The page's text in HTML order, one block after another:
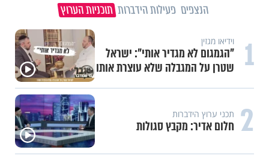
הנצפים פעילות הידברות תוכניות הערוץ
1 וידיאו מגזין
"הגמגום לא מגדיר אותי": ישראל
שטרן על המגבלה שלא עוצרת אותו
2 תכני ערוץ הידברות
חלום אדיר: מקבץ סגולות